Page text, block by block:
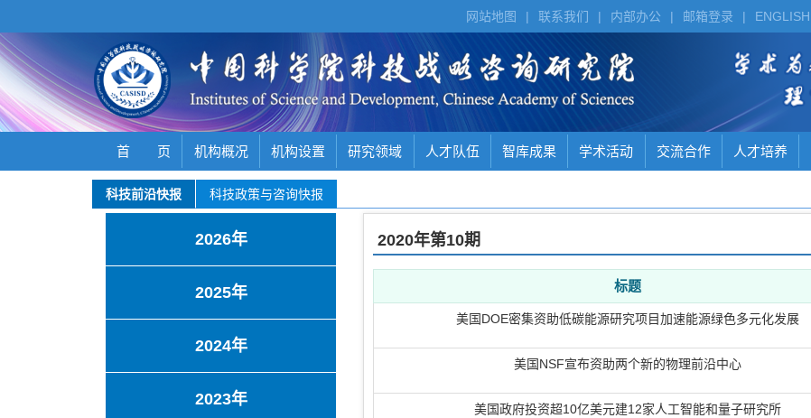
ENGLISH
|
邮箱登录
|
内部办公
|
联系我们
|
网站地图
首 页 机构概况 机构设置 研究领域 人才队伍 智库成果 学术活动 交流合作 人才培养
科技前沿快报 科技政策与咨询快报
2026年
2025年
2024年
2023年
2020年第10期
标题
美国DOE密集资助低碳能源研究项目加速能源绿色多元化发展
美国NSF宣布资助两个新的物理前沿中心
美国政府投资超10亿美元建12家人工智能和量子研究所